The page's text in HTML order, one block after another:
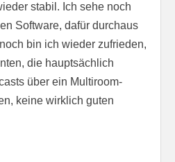
stabil. Ich sehe noch
Software, dafür durchaus
bin ich wieder zufrieden,
die hauptsächlich
über ein Multiroom-
keine wirklich guten